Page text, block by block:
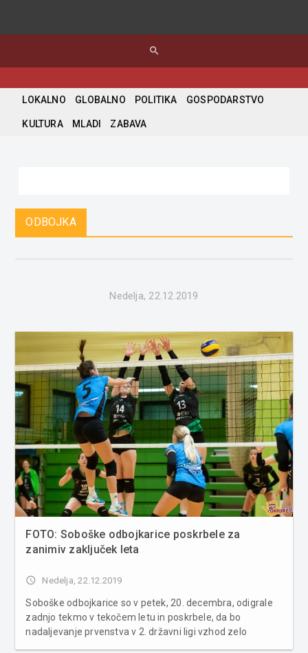
search
LOKALNO GLOBALNO POLITIKA GOSPODARSTVO
KULTURA MLADI ZABAVA
ODBOJKA
Nedelja, 22.12.2019
FOTO: Soboške odbojkarice poskrbele za
zanimiv zaključek leta
access_time Nedelja, 22.12.2019
Soboške odbojkarice so v petek, 20. decembra, odigrale
zadnjo tekmo v tekočem letu in poskrbele, da bo
nadaljevanje prvenstva v 2. državni ligi vzhod zelo